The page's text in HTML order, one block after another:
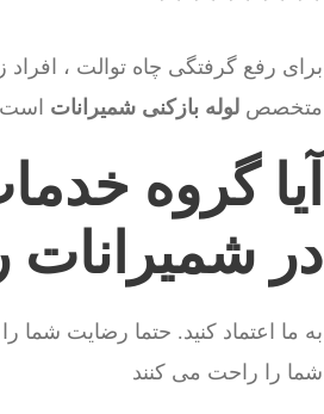
برای رفع گرفتگی چاه توالت ،
متخصص لوله بازکنی شمیرانات است
آیا گروه
در شمیرانات
به ما اعتماد کنید. حتما رضایت شما
شما را راحت می کنند